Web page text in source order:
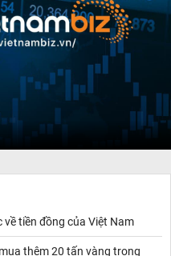
tiền đồng của Việt Nam
thêm 20 tấn vàng trong